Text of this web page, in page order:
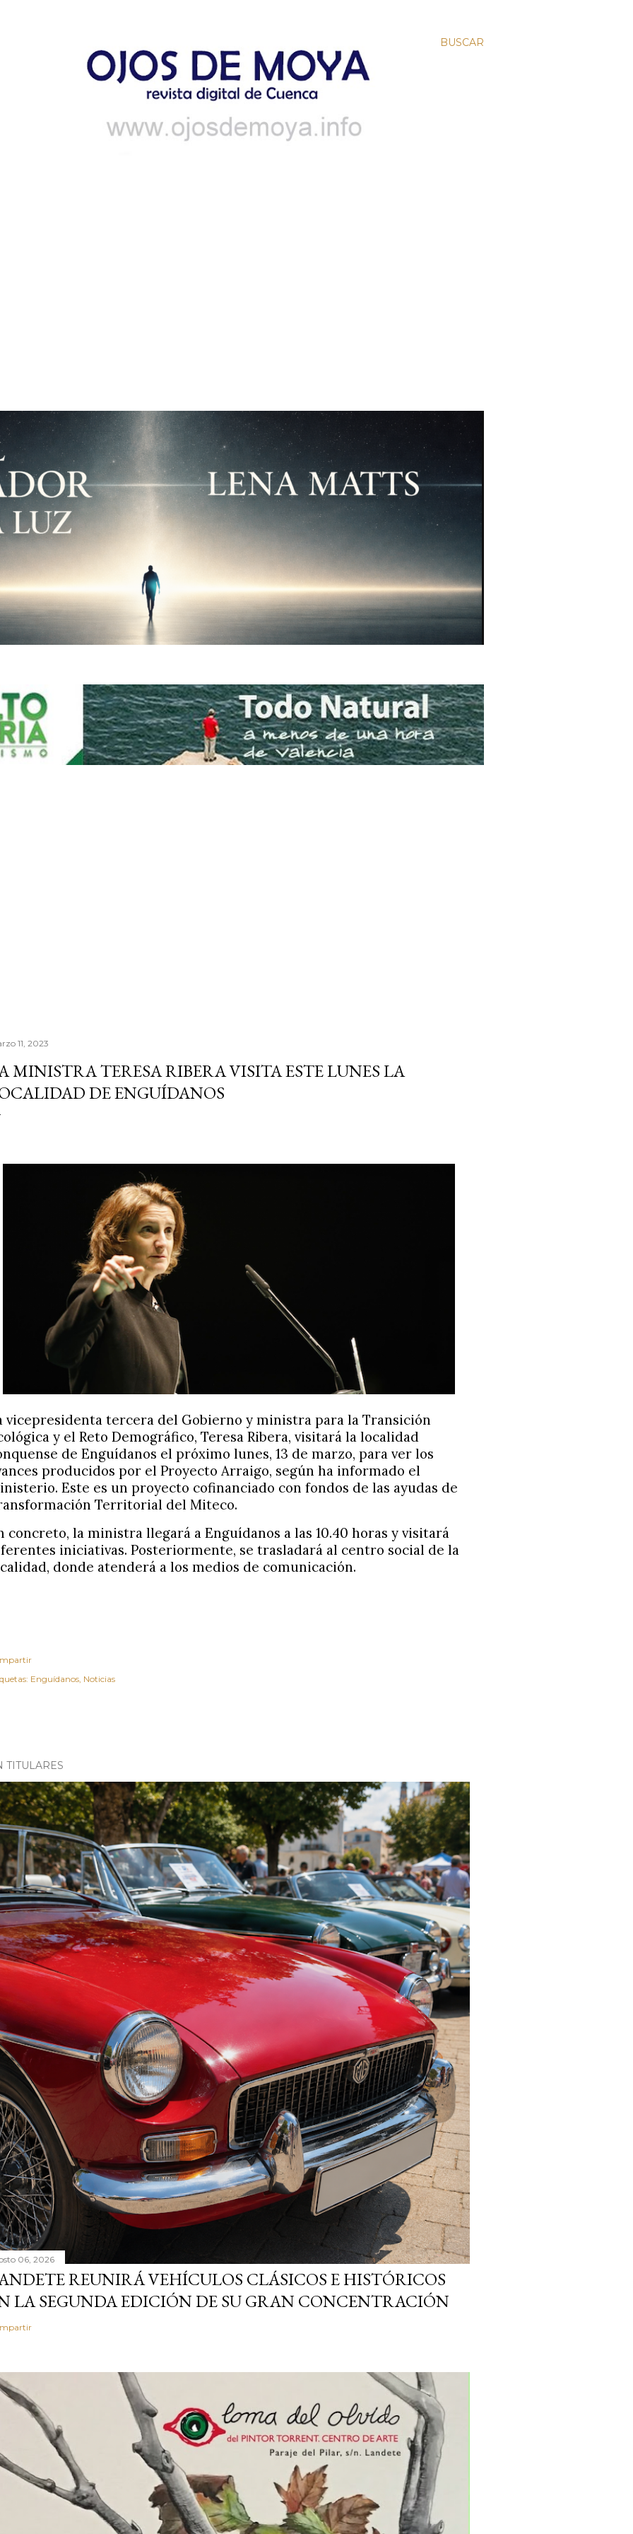
BUSCAR
11, 2023
MINISTRA TERESA RIBERA VISITA ESTE LUNES LA
DE ENGUÍDANOS
vicepresidenta tercera del Gobierno y ministra para la Transición
y el Reto Demográfico, Teresa Ribera, visitará la localidad
de Enguídanos el próximo lunes, 13 de marzo, para ver los
producidos por el Proyecto Arraigo, según ha informado el
Este es un proyecto cofinanciado con fondos de las ayudas de
Territorial del Miteco.
concreto, la ministra llegará a Enguídanos a las 10.40 horas y visitará
iniciativas. Posteriormente, se trasladará al centro social de la
donde atenderá a los medios de comunicación.
Enguídanos Noticias
TITULARES
06, 2026
REUNIRÁ VEHÍCULOS CLÁSICOS E HISTÓRICOS
LA SEGUNDA EDICIÓN DE SU GRAN CONCENTRACIÓN